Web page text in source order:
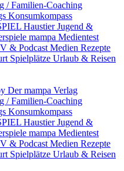
/ Familien-Coaching
Konsumkompass
HaustierJugend &
mampa Medientest
& PodcastMedien Rezepte
Spielplätze Urlaub & Reisen
Der mampa Verlag
/ Familien-Coaching
Konsumkompass
HaustierJugend &
mampa Medientest
& PodcastMedien Rezepte
Spielplätze Urlaub & Reisen